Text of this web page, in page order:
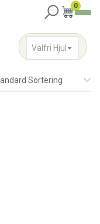
0
Valfri Hjul
Sortering